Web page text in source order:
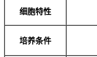
细胞特性
培养条件